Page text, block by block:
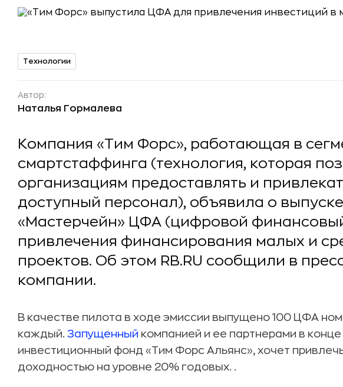
Технологии
Автор:
Наталья Гормалева
Компания «Тим Форс», работающая в
смартстаффинга (технология, которая
организациям предоставлять и
доступный персонал), объявила о
«Мастерчейн» ЦФА (цифровой
привлечения финансирования малых и
проектов. Об этом RB.RU сообщили в
компании.
В качестве пилота в ходе эмиссии выпущено 100 ЦФА
каждый. Запущенный компанией и ее партнерами в
инвестиционный фонд «Тим Форс Альянс», хочет
доходностью на уровне 20% годовых. .